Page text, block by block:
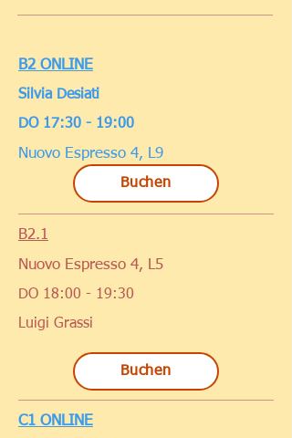
B2 ONLINE
Silvia Desiati
DO 17:30 - 19:00
Nuovo Espresso 4, L9
Buchen
B2.1
Nuovo Espresso 4, L5
DO 18:00 - 19:30
Luigi Grassi
Buchen
C1 ONLINE